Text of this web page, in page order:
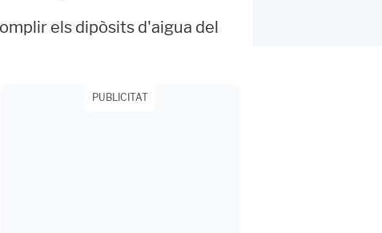
els dipòsits d'aigua del
PUBLICITAT